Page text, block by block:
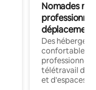
Nomades
déplacement
Des
confortables
professionnels
télétravail
et d'espaces